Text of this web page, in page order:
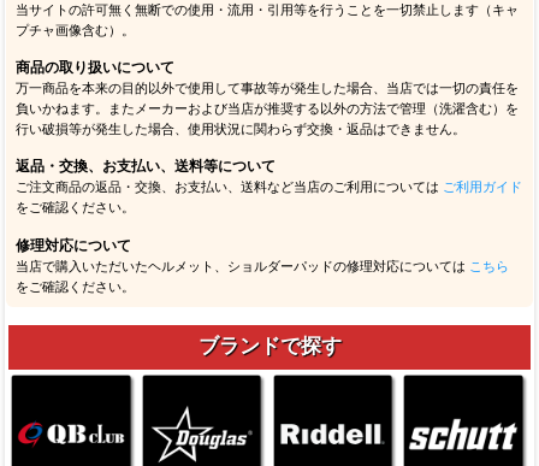
当サイトの許可無く無断での使用・流用・引用等を行うことを一切禁止します（キャ
プチャ画像含む）。
商品の取り扱いについて
万一商品を本来の目的以外で使用して事故等が発生した場合、当店では一切の責任を
負いかねます。またメーカーおよび当店が推奨する以外の方法で管理（洗濯含む）を
行い破損等が発生した場合、使用状況に関わらず交換・返品はできません。
返品・交換、お支払い、送料等について
ご注文商品の返品・交換、お支払い、送料など当店のご利用については ご利用ガイド
をご確認ください。
修理対応について
当店で購入いただいたヘルメット、ショルダーパッドの修理対応については こちら
をご確認ください。
ブランドで探す